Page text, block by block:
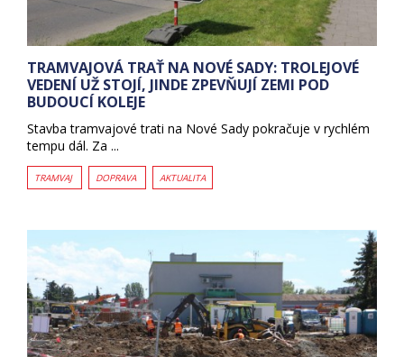
TRAMVAJOVÁ TRAŤ NA NOVÉ SADY: TROLEJOVÉ
VEDENÍ UŽ STOJÍ, JINDE ZPEVŇUJÍ ZEMI POD
BUDOUCÍ KOLEJE
Stavba tramvajové trati na Nové Sady pokračuje v rychlém
tempu dál. Za ...
TRAMVAJ DOPRAVA AKTUALITA